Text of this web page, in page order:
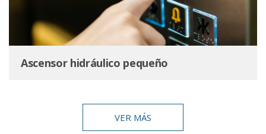
Ascensor hidráulico pequeño
VER MÁS